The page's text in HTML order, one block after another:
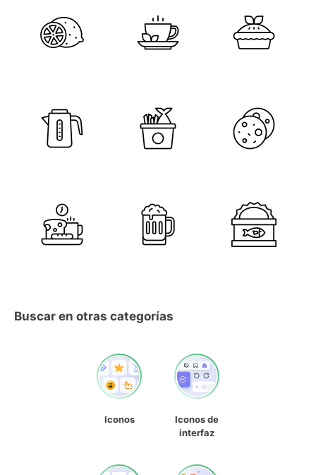
Buscar en otras categorías
Iconos
Iconos de
interfaz